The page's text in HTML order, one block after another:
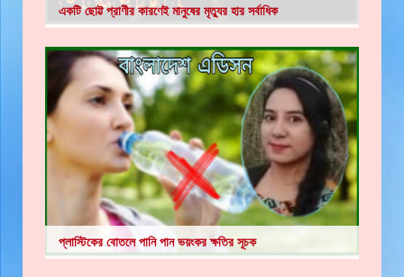
একটি ছোট্ট প্রাণীর কারণেই মানুষের মৃত্যুর হার সর্বাধিক
প্লাস্টিকের বোতলে পানি পান ভয়ংকর ক্ষতির সূচক